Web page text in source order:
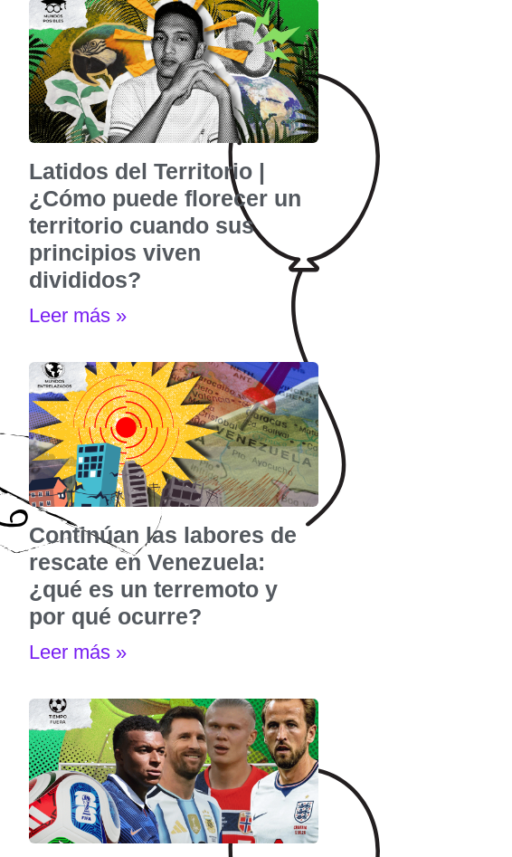
Latidos del Territorio |
¿Cómo puede florecer un
territorio cuando sus
principios viven
divididos?
Leer más »
Continúan las labores de
rescate en Venezuela:
¿qué es un terremoto y
por qué ocurre?
Leer más »